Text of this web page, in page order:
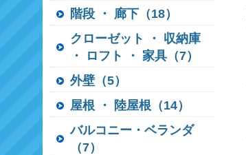
階段 ・ 廊下（18）
クローゼット ・ 収納庫
・ ロフト ・ 家具（7）
外壁（5）
屋根 ・ 陸屋根（14）
バルコニー・ベランダ
（7）